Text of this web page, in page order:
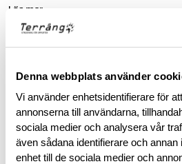
Denna webbplats använder
Vi använder enhetsidentifierare för
annonserna till användarna,
sociala medier och analysera vår
även sådana identifierare och annan
enhet till de sociala medier och
Läs mer
FINNS I FÖLJANDE FÄRGER
BESKRIVNING